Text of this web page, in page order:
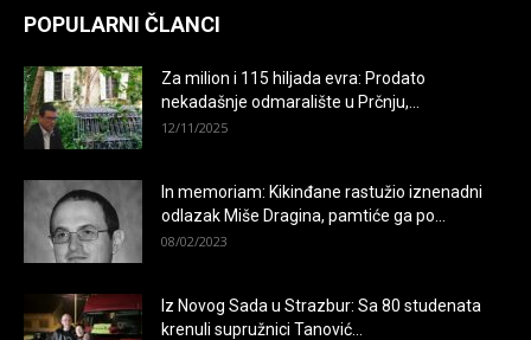
POPULARNI ČLANCI
Za milion i 115 hiljada evra: Prodato
nekadašnje odmaralište u Prčnju,...
12/11/2025
In memoriam: Kikinđane rastužio iznenadni
odlazak Miše Dragina, pamtiće ga po...
08/02/2023
Iz Novog Sada u Strazbur: Sa 80 studenata
krenuli supružnici Tanović...